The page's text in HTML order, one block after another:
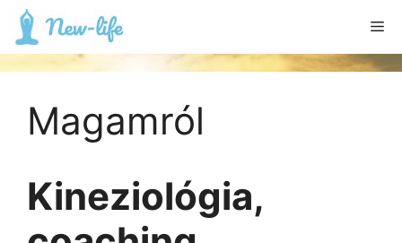
Kilépés
tartalomba
Magamról
Kineziológia,